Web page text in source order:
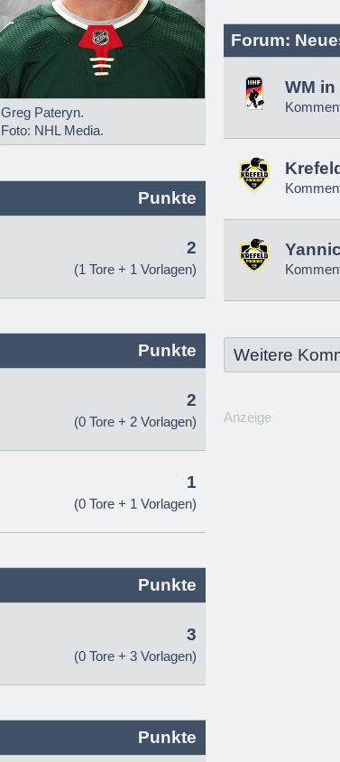
Greg Pateryn.
Foto: NHL Media.
Punkte
2
(1 Tore + 1 Vorlagen)
Punkte
2
(0 Tore + 2 Vorlagen)
1
(0 Tore + 1 Vorlagen)
Punkte
3
(0 Tore + 3 Vorlagen)
Punkte
Forum:
WM
Weitere
Anzeige